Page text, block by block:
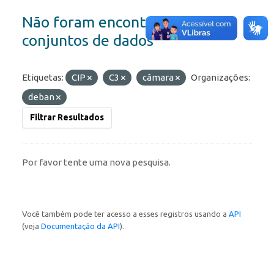
Não foram encontrados
conjuntos de dados
Etiquetas: CIP C3 câmara
Organizações:
deban
Filtrar Resultados
Por favor tente uma nova pesquisa.
Você também pode ter acesso a esses registros usando a API
(veja Documentação da API).